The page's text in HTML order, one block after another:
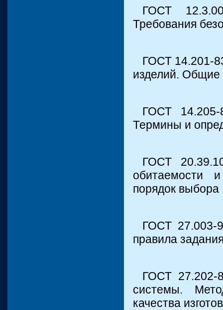
ГОСТ
Требования
ГОСТ 14.201-
изделий. Общие
ГОСТ 14.205-
Термины и
ГОСТ
обитаемости
порядок выбора
ГОСТ 27.003-
правила
ГОСТ 27.202-
системы.
качества